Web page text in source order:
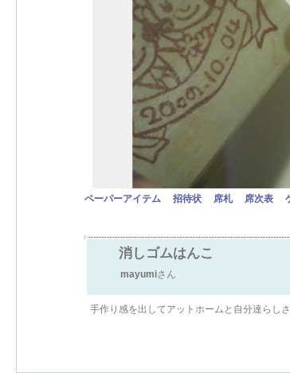
ペーパーアイテム 招待状 席札 席次表
消しゴムはんこ
mayumiさん
手作り感を出してアットホームと自分達らし